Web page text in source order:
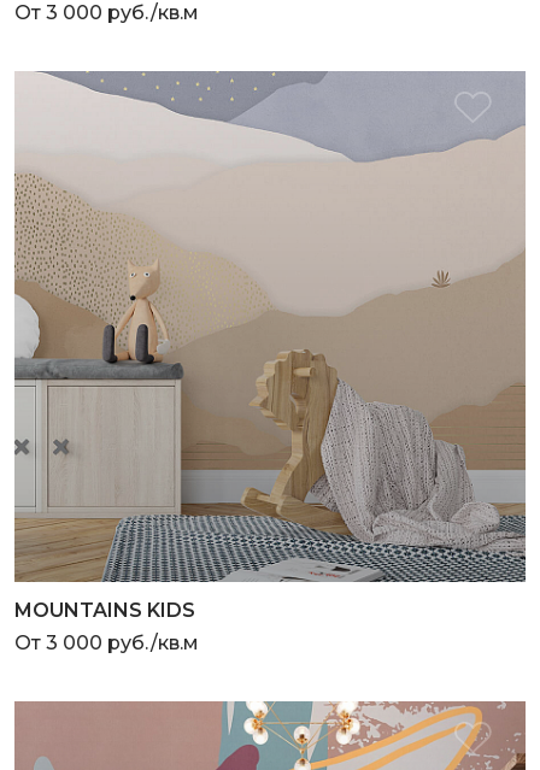
От 3 000 руб./кв.м
MOUNTAINS KIDS
От 3 000 руб./кв.м